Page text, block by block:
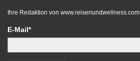
Ihre Redaktion von www.reisenundwellness.com
E-Mail*